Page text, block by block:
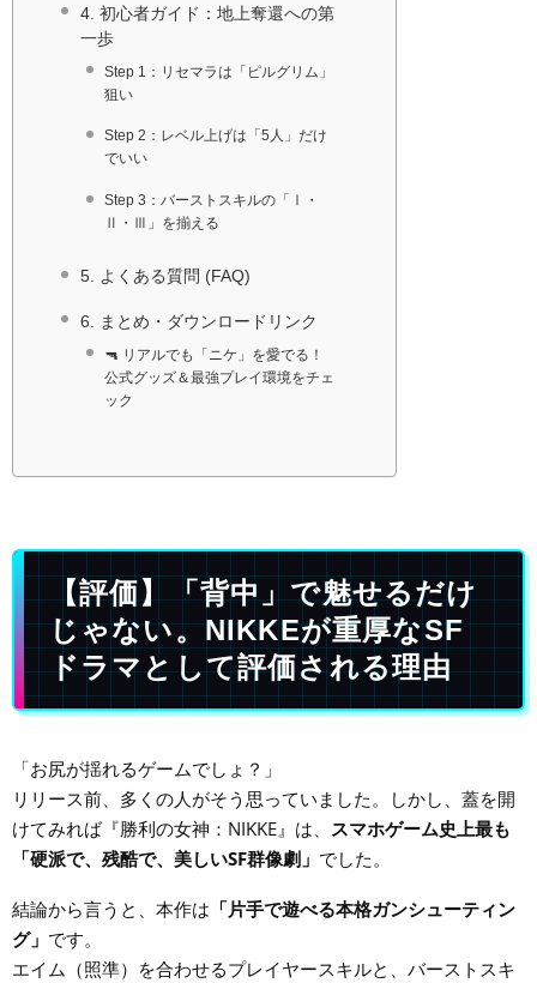
4. 初心者ガイド：地上奪還への第
一歩
Step 1：リセマラは「ピルグリム」
狙い
Step 2：レベル上げは「5人」だけ
でいい
Step 3：バーストスキルの「Ⅰ・
Ⅱ・Ⅲ」を揃える
5. よくある質問 (FAQ)
6. まとめ・ダウンロードリンク
🔫 リアルでも「ニケ」を愛でる！
公式グッズ＆最強プレイ環境をチェ
ック
【評価】「背中」で魅せるだけ
じゃない。NIKKEが重厚なSF
ドラマとして評価される理由
「お尻が揺れるゲームでしょ？」
リリース前、多くの人がそう思っていました。しかし、蓋を開
けてみれば『勝利の女神：NIKKE』は、 スマホゲーム史上最も
「硬派で、残酷で、美しいSF群像劇」 でした。
結論から言うと、本作は 「片手で遊べる本格ガンシューティン
グ」 です。
エイム（照準）を合わせるプレイヤースキルと、バーストスキ